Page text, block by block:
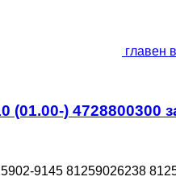
главен
(01.00-) 4728800300
9145 81259026238